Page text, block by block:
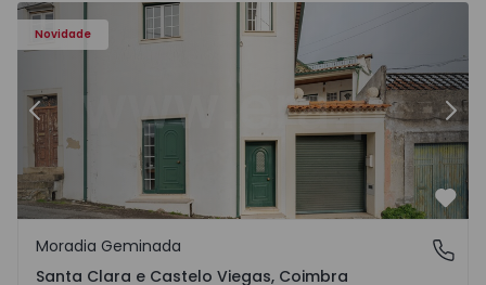
Novidade
Anterior
Santa Clara e Castelo Viegas, Coimbra
Moradia Geminada
Santa Clara e Castelo Viegas, Coimbra